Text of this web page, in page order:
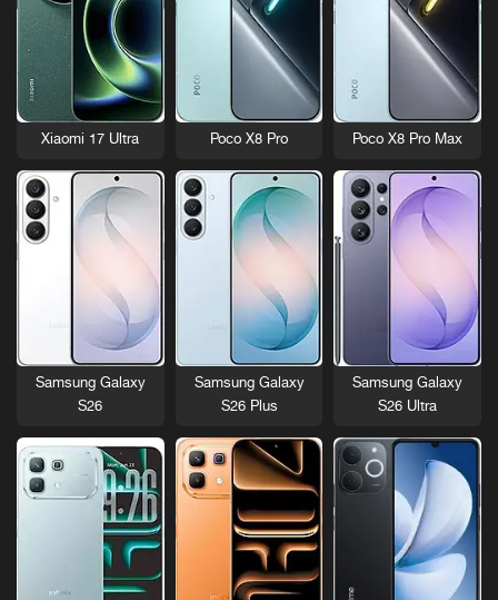
Poco X8 Pro Max
Poco X8 Pro
Xiaomi 17 Ultra
Samsung Galaxy
S26 Ultra
Samsung Galaxy
S26 Plus
Samsung Galaxy
S26